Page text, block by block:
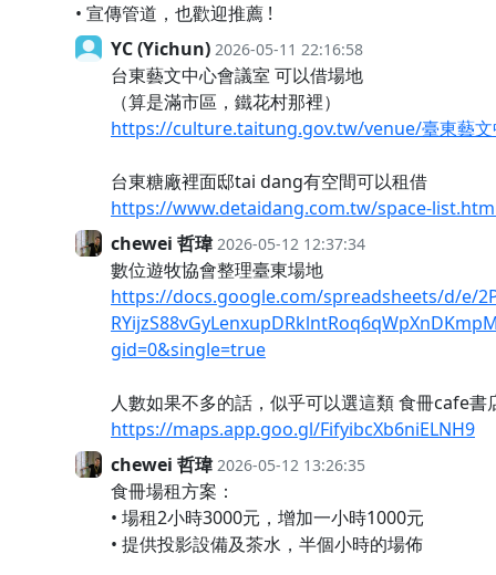
• 宣傳管道，也歡迎推薦 !
YC (Yichun) 2026-05-11 22:16:58
台東藝文中心會議室 可以借場地
（算是滿市區，鐵花村那裡）
https://culture.taitung.gov.tw/venue/臺東藝文
台東糖廠裡面邸tai dang有空間可以租借
https://www.detaidang.com.tw/space-
chewei 哲瑋 2026-05-12 12:37:34
數位遊牧協會整理臺東場地
https://docs.google.com/spreadsheets/d/e/
gid=0&single=true
人數如果不多的話，似乎可以選這類 食冊cafe
https://maps.app.goo.gl/FifyibcXb6niELNH9
chewei 哲瑋 2026-05-12 13:26:35
食冊場租方案：
• 場租2小時3000元，增加一小時1000元
• 提供投影設備及茶水，半個小時的場佈